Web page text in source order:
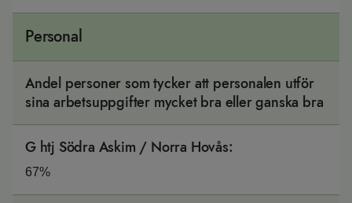
Personal
Andel personer som tycker att personalen utför
sina arbetsuppgifter mycket bra eller ganska bra
G htj Södra Askim / Norra Hovås:
67%